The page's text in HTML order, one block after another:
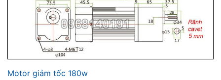
Motor giảm tốc 180w